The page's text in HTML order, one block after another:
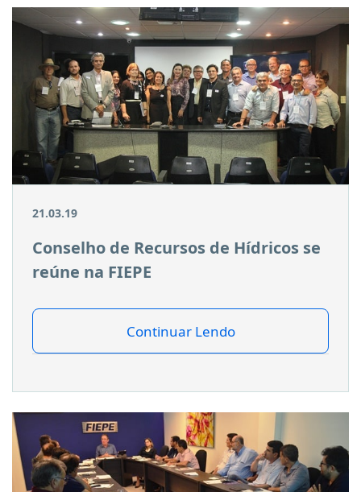
21.03.19
Conselho de Recursos de Hídricos se
reúne na FIEPE
Continuar Lendo